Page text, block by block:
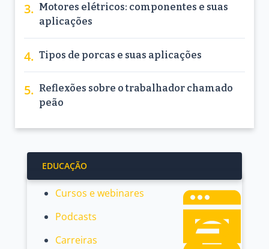
Motores elétricos: componentes e suas
aplicações
Tipos de porcas e suas aplicações
Reflexões sobre o trabalhador chamado
peão
EDUCAÇÃO
Cursos e webinares
Podcasts
Carreiras